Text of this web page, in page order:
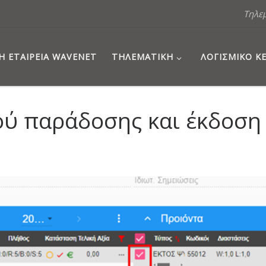
ΕΤΑΙΡΕΊΑ WAVENET ΤΗΛΕΜΑΤΙΚΉ ΛΟΓΙΣΜΙΚΌ
παράδοσης και